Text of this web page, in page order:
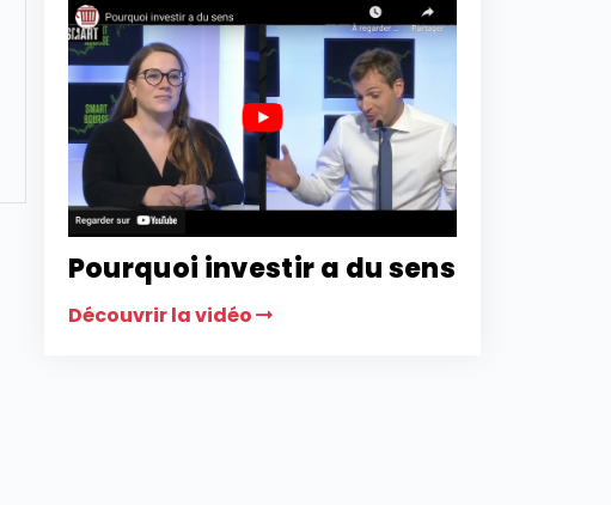
Pourquoi investir a du sens
Découvrir la vidéo